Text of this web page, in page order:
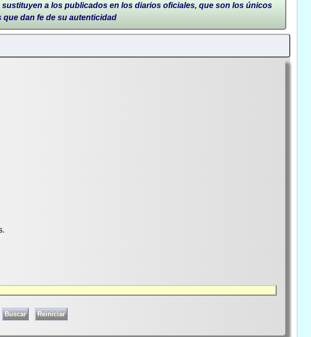
a los publicados en los diarios oficiales, que son los únicos
que dan fe de su autenticidad